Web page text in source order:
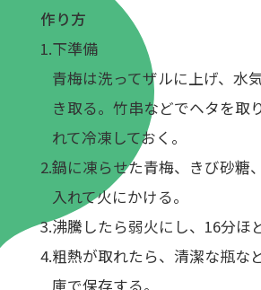
作り方
下準備
青梅は洗ってザルに上げ、水
き取る。竹串などでヘタを取
れて冷凍しておく。
鍋に凍らせた青梅、きび砂糖
入れて火にかける。
沸騰したら弱火にし、16分ほ
粗熱が取れたら、清潔な瓶な
庫で保存する。